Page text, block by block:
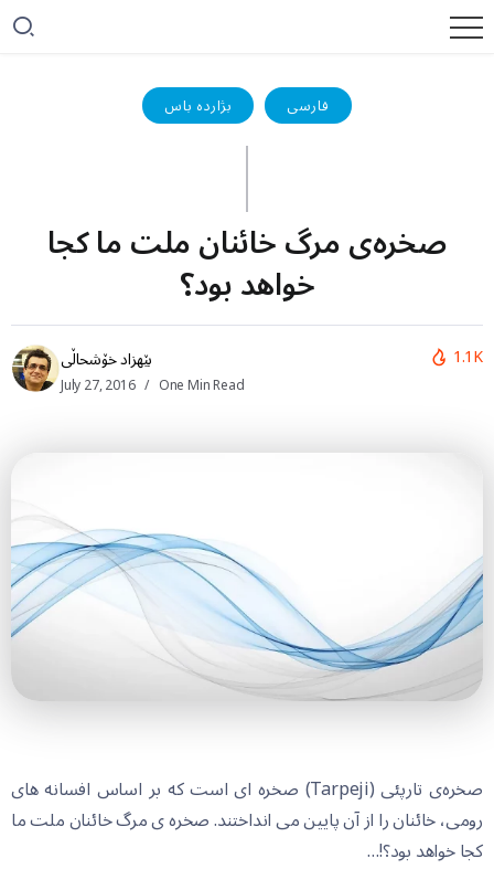
بژاردە باس فارسی
صخره‌ی مرگ خائنان ملت ما کجا
خواهد بود؟
بێهزاد خۆشحاڵی
July 27, 2016 One Min Read
1.1K
صخره‌ی تارپئی (Tarpeji) صخره ای است که بر اساس افسانه های
رومی، خائنان را از آن پایین می انداختند. صخره ی مرگ خائنان ملت ما
کجا خواهد بود؟!…